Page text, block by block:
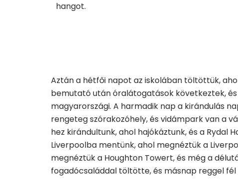
hangot.
Aztán a hétfői napot az iskolában töltöttük,
bemutató után óralátogatások következtek,
magyarországi. A harmadik nap a kirándulás
rengeteg szórakozóhely, és vidámpark van a
hez kirándultunk, ahol hajókáztunk, és a
Liverpoolba mentünk, ahol megnéztük a
megnéztük a Houghton Towert, és még a
fogadócsaláddal töltötte, és másnap reggel fél